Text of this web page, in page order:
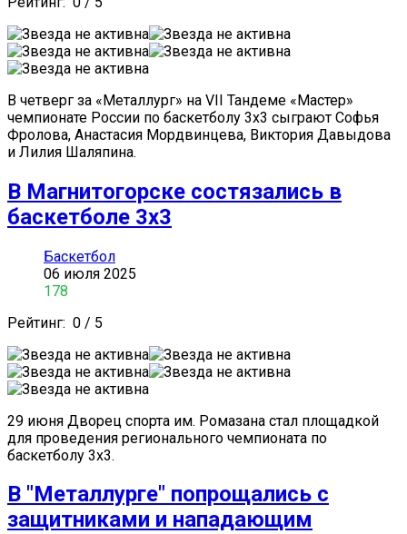
В четверг за «Металлург» на VII Тандеме «Мастер»
чемпионате России по баскетболу 3х3 сыграют Софья
Фролова, Анастасия Мордвинцева, Виктория Давыдова
и Лилия Шаляпина.
В Магнитогорске состязались в
баскетболе 3х3
Баскетбол
06 июля 2025
178
Рейтинг: 0 / 5
29 июня Дворец спорта им. Ромазана стал площадкой
для проведения регионального чемпионата по
баскетболу 3х3.
В "Металлурге" попрощались с
защитниками и нападающим